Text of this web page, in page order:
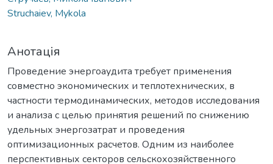
Struchaiev, Mykola
Анотація
Проведение энергоаудита требует применения
совместно экономических и теплотехнических, в
частности термодинамических, методов исследования
и анализа с целью принятия решений по снижению
удельных энергозатрат и проведения
оптимизационных расчетов. Одним из наиболее
перспективных секторов сельскохозяйственного